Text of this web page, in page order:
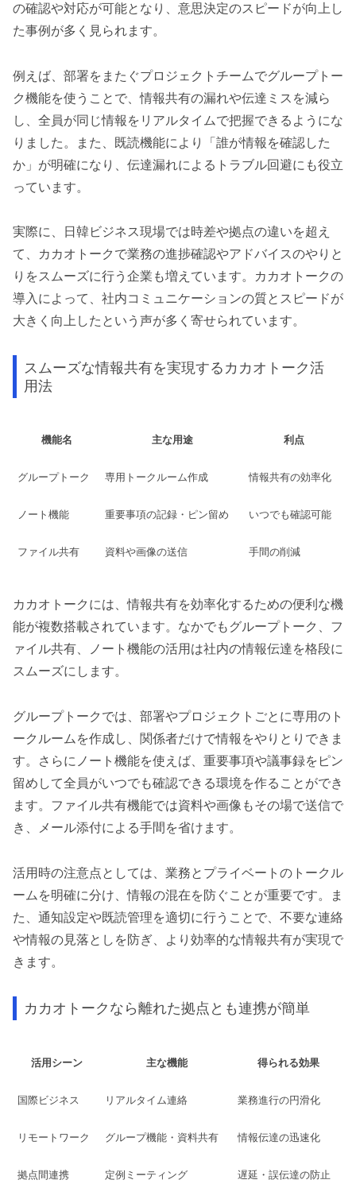
の確認や対応が可能となり、意思決定のスピードが向上し
た事例が多く見られます。
例えば、部署をまたぐプロジェクトチームでグループトー
ク機能を使うことで、情報共有の漏れや伝達ミスを減ら
し、全員が同じ情報をリアルタイムで把握できるようにな
りました。また、既読機能により「誰が情報を確認した
か」が明確になり、伝達漏れによるトラブル回避にも役立
っています。
実際に、日韓ビジネス現場では時差や拠点の違いを超え
て、カカオトークで業務の進捗確認やアドバイスのやりと
りをスムーズに行う企業も増えています。カカオトークの
導入によって、社内コミュニケーションの質とスピードが
大きく向上したという声が多く寄せられています。
スムーズな情報共有を実現するカカオトーク活
用法
機能名 主な用途 利点
グループトーク 専用トークルーム作成 情報共有の効率化
ノート機能 重要事項の記録・ピン留め いつでも確認可能
ファイル共有 資料や画像の送信 手間の削減
カカオトークには、情報共有を効率化するための便利な機
能が複数搭載されています。なかでもグループトーク、フ
ァイル共有、ノート機能の活用は社内の情報伝達を格段に
スムーズにします。
グループトークでは、部署やプロジェクトごとに専用のト
ークルームを作成し、関係者だけで情報をやりとりできま
す。さらにノート機能を使えば、重要事項や議事録をピン
留めして全員がいつでも確認できる環境を作ることができ
ます。ファイル共有機能では資料や画像もその場で送信で
き、メール添付による手間を省けます。
活用時の注意点としては、業務とプライベートのトークル
ームを明確に分け、情報の混在を防ぐことが重要です。ま
た、通知設定や既読管理を適切に行うことで、不要な連絡
や情報の見落としを防ぎ、より効率的な情報共有が実現で
きます。
カカオトークなら離れた拠点とも連携が簡単
活用シーン 主な機能 得られる効果
国際ビジネス リアルタイム連絡 業務進行の円滑化
リモートワーク グループ機能・資料共有 情報伝達の迅速化
拠点間連携 定例ミーティング 遅延・誤伝達の防止